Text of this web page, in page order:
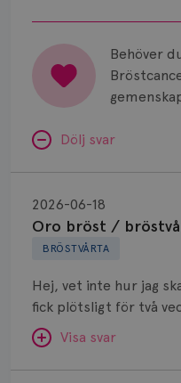
Behöver
Dölj svar
BRÖSTVÅRTA
Oro bröst /
2026-06-18
Hej, vet inte hur jag
fick plötsligt för två
vänster bröst som jag
strålade från bröst till
armen. Kände
Visa svar
bröst
bröstvårta